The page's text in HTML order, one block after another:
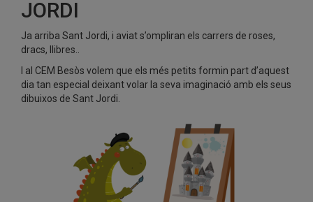
JORDI
Ja arriba Sant Jordi, i aviat s’ompliran els carrers de roses,
dracs, llibres..
I al CEM Besòs volem que els més petits formin part d’aquest
dia tan especial deixant volar la seva imaginació amb els seus
dibuixos de Sant Jordi.